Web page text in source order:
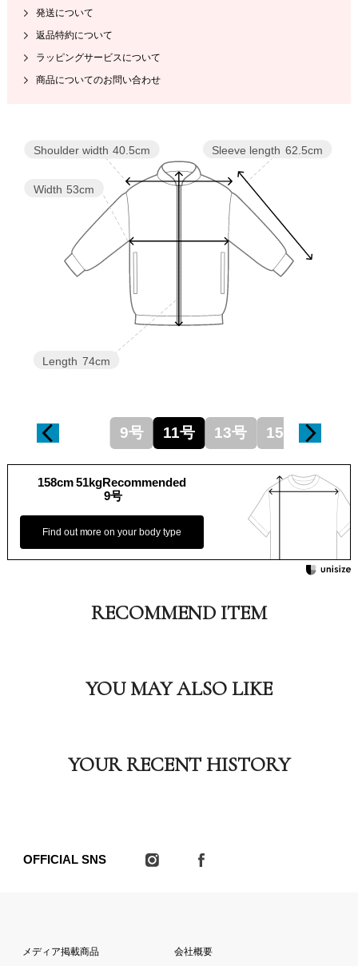
発送について
返品特約について
ラッピングサービスについて
商品についてのお問い合わせ
Sleeve length 62.5cm
Length 74cm
Width 53cm
Shoulder width 40.5cm
9号 11号 13号 15号
158cm 51kgRecommended
9号
Find out more on your body type
RECOMMEND ITEM
YOU MAY ALSO LIKE
YOUR RECENT HISTORY
OFFICIAL SNS
メディア掲載商品 会社概要